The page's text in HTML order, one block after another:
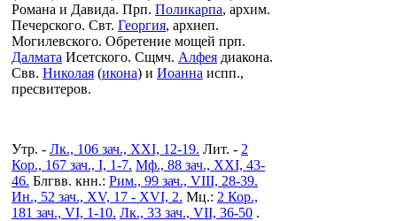
Романа и Давида. Прп. Поликарпа, архим.
Печерского. Свт. Георгия, архиеп.
Могилевского. Обретение мощей прп.
Далмата Исетского. Сщмч. Алфея диакона.
Свв. Николая (икона) и Иоанна испп.,
пресвитеров.
Утр. - Лк., 106 зач., XXI, 12-19. Лит. - 2
Кор., 167 зач., I, 1-7. Мф., 88 зач., XXI, 43-
46. Блгвв. кнн.: Рим., 99 зач., VIII, 28-39.
Ин., 52 зач., XV, 17 - XVI, 2. Мц.: 2 Кор.,
181 зач., VI, 1-10. Лк., 33 зач., VII, 36-50 .